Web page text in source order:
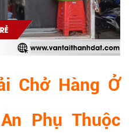
Chở Hàng Ở
Phụ Thuộc